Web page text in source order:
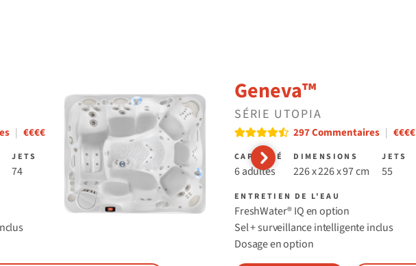
| €€€€
JETS
74
Geneva™
SÉRIE UTOPIA
Read reviews297 Commentaires | €€€€
CAPACITÉ
6 adultes
DIMENSIONS
226 x 226 x 97 cm
JETS
55
ENTRETIEN DE L'EAU
FreshWater® IQ en option
Sel + surveillance intelligente inclus
Dosage en option